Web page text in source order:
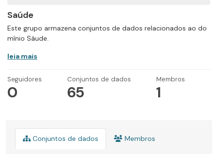
Saúde
Este grupo armazena conjuntos de dados relacionados ao do
mínio Sáude.
leia mais
Seguidores
0
Conjuntos de dados
65
Membros
1
Conjuntos de dados Membros